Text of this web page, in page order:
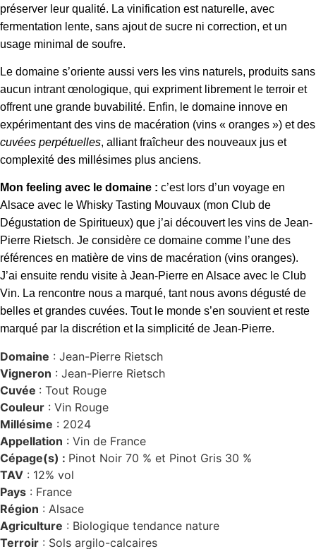
préserver leur qualité. La vinification est naturelle, avec
fermentation lente, sans ajout de sucre ni correction, et un
usage minimal de soufre.
Le domaine s’oriente aussi vers les vins naturels, produits sans
aucun intrant œnologique, qui expriment librement le terroir et
offrent une grande buvabilité. Enfin, le domaine innove en
expérimentant des vins de macération (vins « oranges ») et des
cuvées perpétuelles, alliant fraîcheur des nouveaux jus et
complexité des millésimes plus anciens.
Mon feeling avec le domaine : c’est lors d’un voyage en
Alsace avec le Whisky Tasting Mouvaux (mon Club de
Dégustation de Spiritueux) que j’ai découvert les vins de Jean-
Pierre Rietsch. Je considère ce domaine comme l’une des
références en matière de vins de macération (vins oranges).
J’ai ensuite rendu visite à Jean-Pierre en Alsace avec le Club
Vin. La rencontre nous a marqué, tant nous avons dégusté de
belles et grandes cuvées. Tout le monde s’en souvient et reste
marqué par la discrétion et la simplicité de Jean-Pierre.
Domaine : Jean-Pierre Rietsch
Vigneron : Jean-Pierre Rietsch
Cuvée : Tout Rouge
Couleur : Vin Rouge
Millésime : 2024
Appellation : Vin de France
Cépage(s) : Pinot Noir 70 % et Pinot Gris 30 %
TAV : 12% vol
Pays : France
Région : Alsace
Agriculture : Biologique tendance nature
Terroir : Sols argilo-calcaires